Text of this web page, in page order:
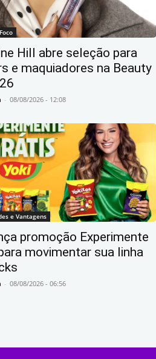
Hill abre seleção para
e maquiadores na Beauty
- 08/08/2026 - 12:08
e Vantagens
promoção Experimente
movimentar sua linha
- 08/08/2026 - 06:56